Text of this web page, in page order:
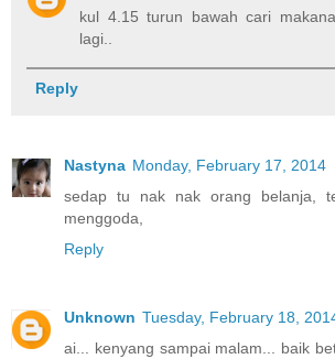
kul 4.15 turun bawah cari
lagi..
Reply
Nastyna Monday, February 17, 2014
sedap tu nak nak orang belanja,
menggoda,
Reply
Unknown Tuesday, February 18,
ai... kenyang sampai malam... baik